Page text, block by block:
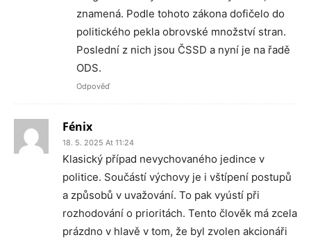
znamená. Podle tohoto zákona dofičelo do
politického pekla obrovské množství stran.
Poslední z nich jsou ČSSD a nyní je na řadě
ODS.
Odpověď
Fénix
18. 5. 2025 At 11:24
Klasický případ nevychovaného jedince v
politice. Součástí výchovy je i vštípení postupů
a způsobů v uvažování. To pak vyústí při
rozhodování o prioritách. Tento člověk má zcela
prázdno v hlavě v tom, že byl zvolen akcionáři